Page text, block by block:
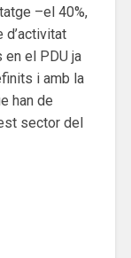
–el 40%,
el PDU ja
i amb la
han de
sector del